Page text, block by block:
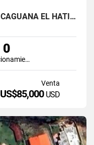
VENDO TERRENO 10000M2 CAICAGUANA EL HATILLO
0
Estacionamiento
Venta
US$85,000 USD